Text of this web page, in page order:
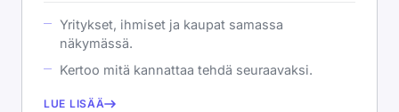
Yritykset, ihmiset ja kaupat samassa
näkymässä.
Kertoo mitä kannattaa tehdä seuraavaksi.
LUE LISÄÄ